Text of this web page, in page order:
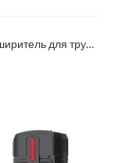
Труборасширитель для труб PEX, ручной с насадками 16-20-25-32...